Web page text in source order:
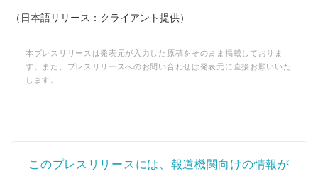
（日本語リリース：クライアント提供）
本プレスリリースは発表元が入力した原稿をそのまま掲載しておりま
す。また、プレスリリースへのお問い合わせは発表元に直接お願いいた
します。
このプレスリリースには、報道機関向けの情報が